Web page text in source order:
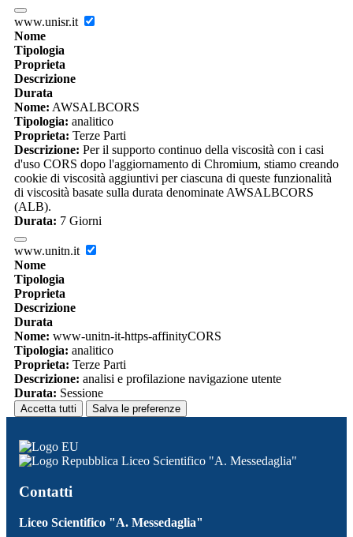
www.unisr.it
Nome
Tipologia
Proprieta
Descrizione
Durata
Nome: AWSALBCORS
Tipologia: analitico
Proprieta: Terze Parti
Descrizione: Per il supporto continuo della viscosità con i casi
d'uso CORS dopo l'aggiornamento di Chromium, stiamo creando
cookie di viscosità aggiuntivi per ciascuna di queste funzionalità
di viscosità basate sulla durata denominate AWSALBCORS
(ALB).
Durata: 7 Giorni
www.unitn.it
Nome
Tipologia
Proprieta
Descrizione
Durata
Nome: www-unitn-it-https-affinityCORS
Tipologia: analitico
Proprieta: Terze Parti
Descrizione: analisi e profilazione navigazione utente
Durata: Sessione
Accetta tutti Salva le preferenze
Liceo Scientifico "A. Messedaglia"
Contatti
Liceo Scientifico "A. Messedaglia"